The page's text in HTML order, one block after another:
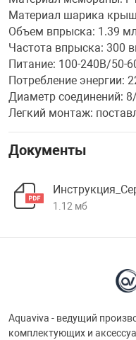
Материал шарика
Объем впрыска: 1.39 мл
Частота впрыска: 300
Питание: 100-240В/50-
Потребление энергии:
Диаметр соединений:
Легкий монтаж:
Документы
1.12 мб
Aquaviva - ведущий
комплектующих и